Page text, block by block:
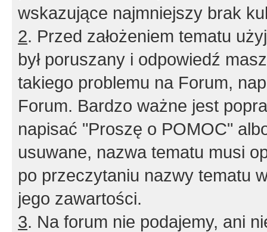
wskazujące najmniejszy brak
2. Przed założeniem tematu
był poruszany i odpowiedź
takiego problemu na Forum,
Forum. Bardzo ważne jest
napisać "Proszę o POMOC"
usuwane, nazwa tematu musi
po przeczytaniu nazwy tematu
jego zawartości.
3. Na forum nie podajemy, ani